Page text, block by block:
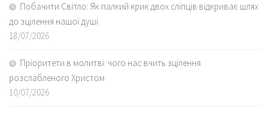
Побачити Світло: Як палкий крик двох сліпців відкриває шлях
до зцілення нашої душі
18/07/2026
Пріоритети в молитві: чого нас вчить зцілення
розслабленого Христом
10/07/2026